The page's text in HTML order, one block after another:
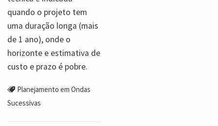
quando o projeto tem
uma duração longa (mais
de 1 ano), onde o
horizonte e estimativa de
custo e prazo é pobre.
Planejamento em Ondas
Sucessivas